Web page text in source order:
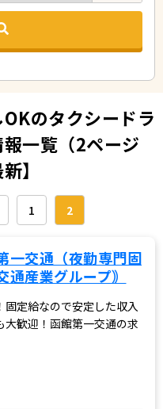
のタクシードラ
一覧（2ページ
】
1 2
一交通（夜勤専門固
通産業グループ｠
定給なので安定した収入
歓迎！函館第一交通の求